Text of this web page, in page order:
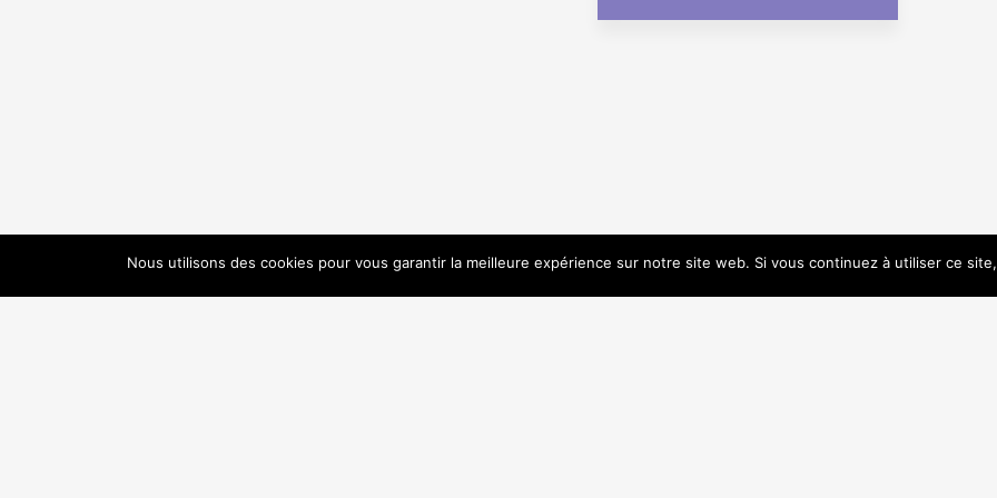
Nous utilisons des cookies pour vous garantir la meilleure expérience sur notre site web. Si vous continuez à utiliser ce